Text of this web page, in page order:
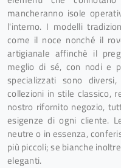
mancheranno isole
l'interno. I modelli
come il noce nonché il
artigianale affinchè il
meglio di sé, con nodi e
specializzati sono
collezioni in stile classico,
nostro rifornito negozio,
esigenze di ogni cliente.
neutre o in essenza,
più piccoli; se bianche
eleganti.